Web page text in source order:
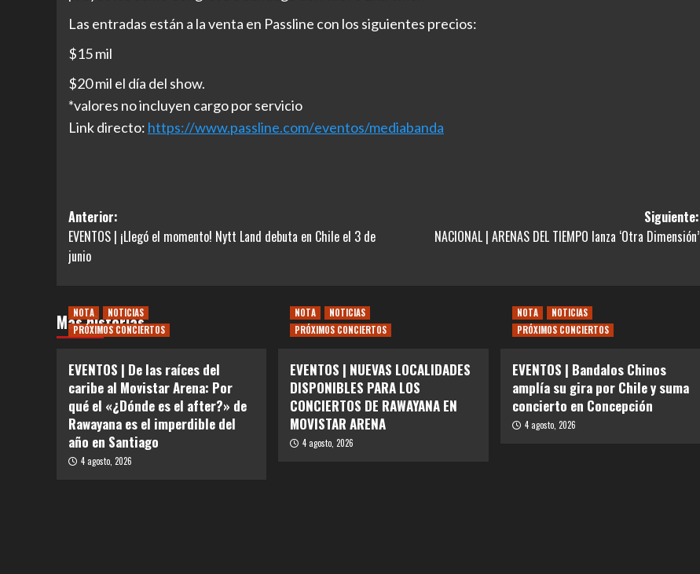
Las entradas están a la venta en Passline con los siguientes precios:
$15 mil
$20 mil el día del show.
*valores no incluyen cargo por servicio
Link directo: https://www.passline.com/eventos/mediabanda
Navegación
de
entradas
Anterior:
EVENTOS | ¡Llegó el momento! Nytt Land debuta en Chile el 3 de
junio
Siguiente:
NACIONAL | ARENAS DEL TIEMPO lanza ‘Otra Dimensión’
Más historias
NOTA
NOTICIAS
PRÓXIMOS CONCIERTOS
EVENTOS | De las raíces del
caribe al Movistar Arena: Por
qué el «¿Dónde es el after?» de
Rawayana es el imperdible del
año en Santiago
4 agosto, 2026
NOTA
NOTICIAS
PRÓXIMOS CONCIERTOS
EVENTOS | NUEVAS LOCALIDADES
DISPONIBLES PARA LOS
CONCIERTOS DE RAWAYANA EN
MOVISTAR ARENA
4 agosto, 2026
NOTA
NOTICIAS
PRÓXIMOS CONCIERTOS
EVENTOS | Bandalos Chinos
amplía su gira por Chile y suma
concierto en Concepción
4 agosto, 2026